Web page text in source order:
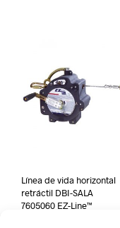
Línea de vida horizontal
retráctil DBI-SALA
7605060 EZ-Line™